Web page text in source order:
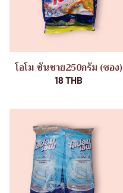
โอโม ซันชาย250กรัม (ซอง)
18 THB